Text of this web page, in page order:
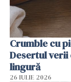
Crumble cu
Desertul verii
lingură
26 IULIE 2026